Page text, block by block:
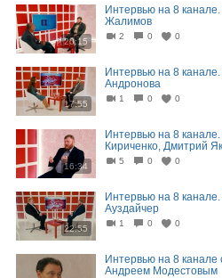
20:15
Интервью на 8
Жалимов
2 0 0
17:55
Интервью на 8
Андронова
1 0 0
16:34
Интервью на 8
Кириченко, Дмитрий
5 0 0
22:55
Интервью на 8
Ауздайчер
1 0 0
Интервью на 8
Андреем Модестовым